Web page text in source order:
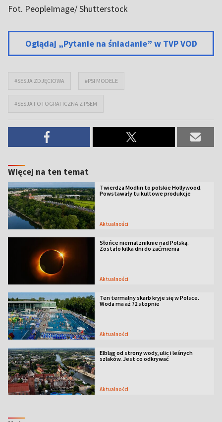
Fot. PeopleImage/ Shutterstock
Oglądaj „Pytanie na śniadanie” w TVP VOD
#SESJA ZDJĘCIOWA #PSI MODELE
#SESJA FOTOGRAFICZNA Z PSEM
Więcej na ten temat
Twierdza Modlin to polskie Hollywood.
Powstawały tu kultowe produkcje
Aktualności
Słońce niemal zniknie nad Polską.
Zostało kilka dni do zaćmienia
Aktualności
Ten termalny skarb kryje się w Polsce.
Woda ma aż 72 stopnie
Aktualności
Elbląg od strony wody, ulic i leśnych
szlaków. Jest co odkrywać
Aktualności